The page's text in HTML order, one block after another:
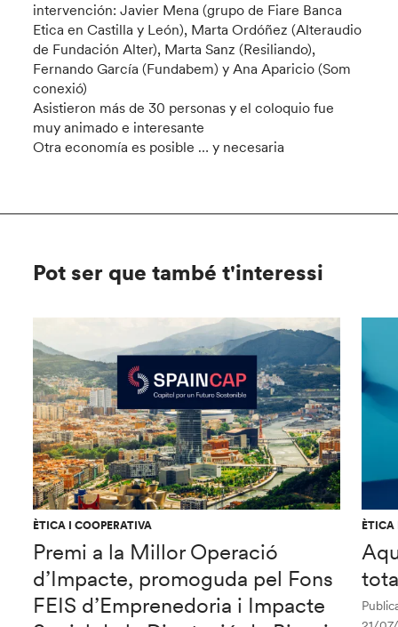
intervención: Javier Mena (grupo de Fiare Banca
Etica en Castilla y León), Marta Ordóñez (Alteraudio
de Fundación Alter), Marta Sanz (Resiliando),
Fernando García (Fundabem) y Ana Aparicio (Som
conexió)
Asistieron más de 30 personas y el coloquio fue
muy animado e interesante
Otra economía es posible … y necesaria
Pot ser que també t'interessi
ÈTICA I COOPERATIVA
Premi a la Millor Operació
d’Impacte, promoguda pel Fons
FEIS d’Emprenedoria i Impacte
ÈTICA